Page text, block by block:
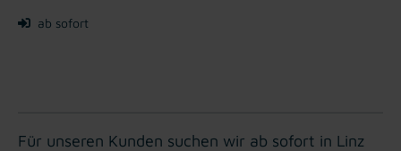
ab sofort
Für unseren Kunden suchen wir ab sofort in Linz